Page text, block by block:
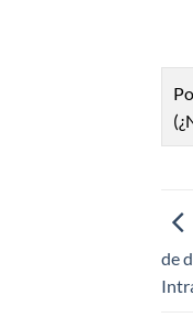
de